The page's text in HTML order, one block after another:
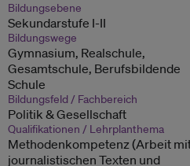
Bildungsebene
Sekundarstufe I-II
Bildungswege
Gymnasium, Realschule,
Gesamtschule, Berufsbildende
Schule
Bildungsfeld / Fachbereich
Politik & Gesellschaft
Qualifikationen / Lehrplanthema
Methodenkompetenz (Arbeit
journalistischen Texten und